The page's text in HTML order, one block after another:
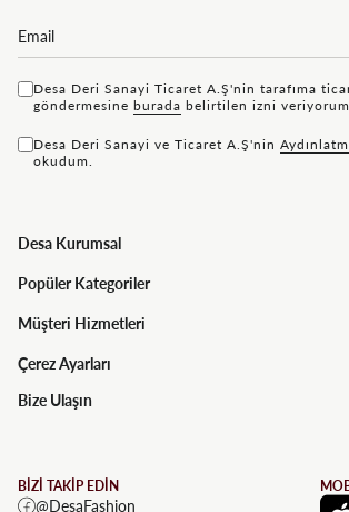
Desa Deri Sanayi Ticaret A.Ş'nin tarafıma
göndermesine bu rada belirtilen izni veriyorum.
Desa Deri Sanayi ve Ticaret A.Ş'nin
okudum.
Desa Kurumsal
Popüler Kategoriler
Müşteri Hizmetleri
Çerez Ayarları
Bize Ulaşın
BİZİ TAKİP EDİN
@DesaFashion